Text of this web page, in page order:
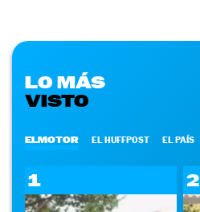
LO MÁS
VISTO
ELMOTOR EL HUFFPOST EL PAÍS
1 2